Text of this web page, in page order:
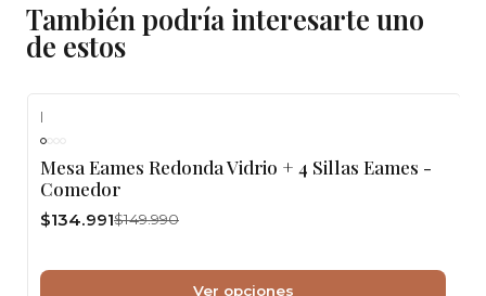
También podría interesarte uno
de estos
|
Mesa Eames Redonda Vidrio + 4 Sillas Eames -
Comedor
$134.991$149.990
Ver opciones